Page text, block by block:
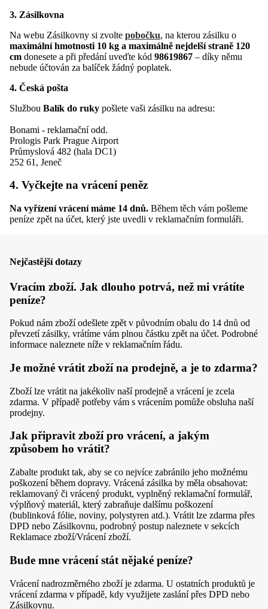
3. Zásilkovna
Na webu Zásilkovny si zvolte pobočku, na kterou zásilku o
maximální hmotnosti 10 kg a maximálně nejdelší straně 120
cm donesete a při předání uveďte kód 98619867 – díky němu
nebude účtován za balíček žádný poplatek.
4. Česká pošta
Službou Balík do ruky pošlete vaši zásilku na adresu:
Bonami - reklamační odd.
Prologis Park Prague Airport
Průmyslová 482 (hala DC1)
252 61, Jeneč
4. Vyčkejte na vrácení peněz
Na vyřízení vrácení máme 14 dnů. Během těch vám pošleme
peníze zpět na účet, který jste uvedli v reklamačním formuláři.
Nejčastější dotazy
Vracím zboží. Jak dlouho potrvá, než mi vrátíte
peníze?
Pokud nám zboží odešlete zpět v původním obalu do 14 dnů od
převzetí zásilky, vrátíme vám plnou částku zpět na účet. Podrobné
informace naleznete níže v reklamačním řádu.
Je možné vrátit zboží na prodejně, a je to zdarma?
Zboží lze vrátit na jakékoliv naší prodejně a vrácení je zcela
zdarma. V případě potřeby vám s vrácením pomůže obsluha naší
prodejny.
Jak připravit zboží pro vrácení, a jakým
způsobem ho vrátit?
Zabalte produkt tak, aby se co nejvíce zabránilo jeho možnému
poškození během dopravy. Vrácená zásilka by měla obsahovat:
reklamovaný či vrácený produkt, vyplněný reklamační formulář,
výplňový materiál, který zabraňuje dalšímu poškození
(bublinková fólie, noviny, polystyren atd.). Vrátit lze zdarma přes
DPD nebo Zásilkovnu, podrobný postup naleznete v sekcích
Reklamace zboží/Vrácení zboží.
Bude mne vrácení stát nějaké peníze?
Vrácení nadrozměrného zboží je zdarma. U ostatních produktů je
vrácení zdarma v případě, kdy využijete zaslání přes DPD nebo
Zásilkovnu.